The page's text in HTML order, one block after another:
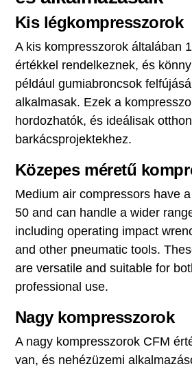
Kis légkompresszorok
A kis kompresszorok általában
értékkel rendelkeznek, és
például gumiabroncsok
alkalmasak. Ezek a
hordozhatók, és ideálisak
barkácsprojektekhez.
Közepes méretű
Medium air compressors have
50 and can handle a wider
including operating impact
and other pneumatic tools.
are versatile and suitable for
professional use.
Nagy kompresszorok
A nagy kompresszorok CFM
van, és nehézüzemi